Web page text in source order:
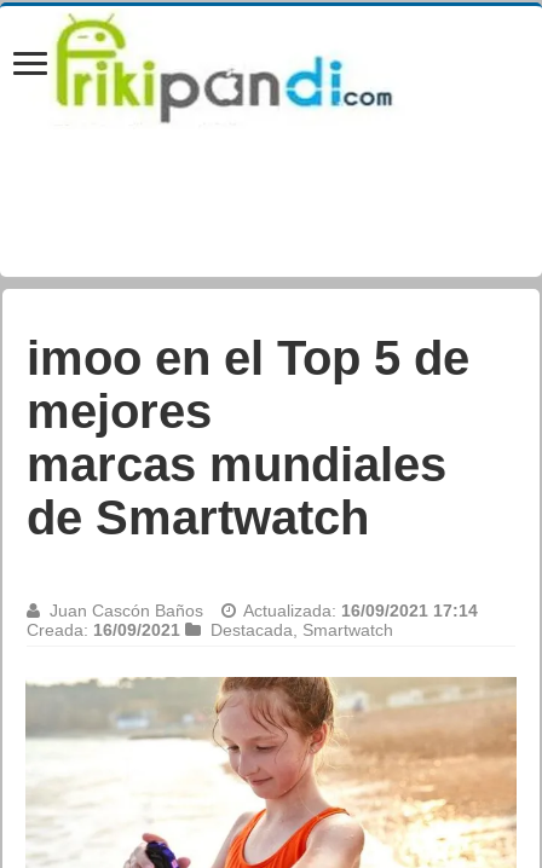
imoo en el Top 5 de
mejores
marcas mundiales
de Smartwatch
Juan Cascón Baños Actualizada: 16/09/2021 17:14
Creada: 16/09/2021 Destacada Smartwatch